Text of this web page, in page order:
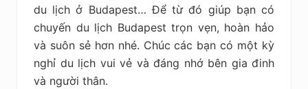
du lịch ở Budapest… Để từ đó giúp bạn có
chuyến du lịch Budapest trọn vẹn, hoàn hảo
và suôn sẻhơn nhé. Chúc các bạn có một kỳ
nghỉ du lịch vui vẻ và đáng nhớ bên gia đinh
và người thân.